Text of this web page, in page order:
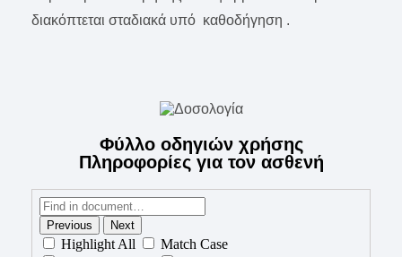
διακόπτεται σταδιακά υπό καθοδήγηση .
Φύλλο οδηγιών χρήσης
Πληροφορίες για τον ασθενή